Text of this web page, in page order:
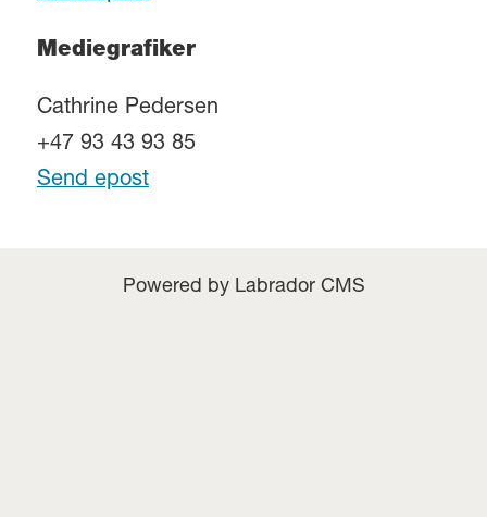
Mediegrafiker
Cathrine Pedersen
+47 93 43 93 85
Send epost
Powered by Labrador CMS